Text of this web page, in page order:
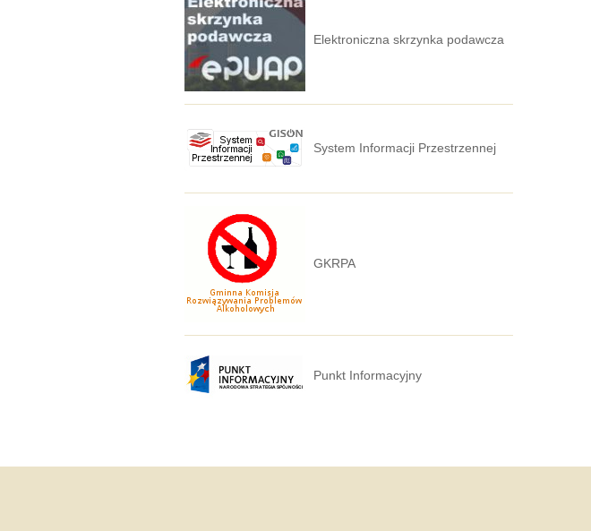
Elektroniczna skrzynka podawcza
System Informacji Przestrzennej
GKRPA
Punkt Informacyjny